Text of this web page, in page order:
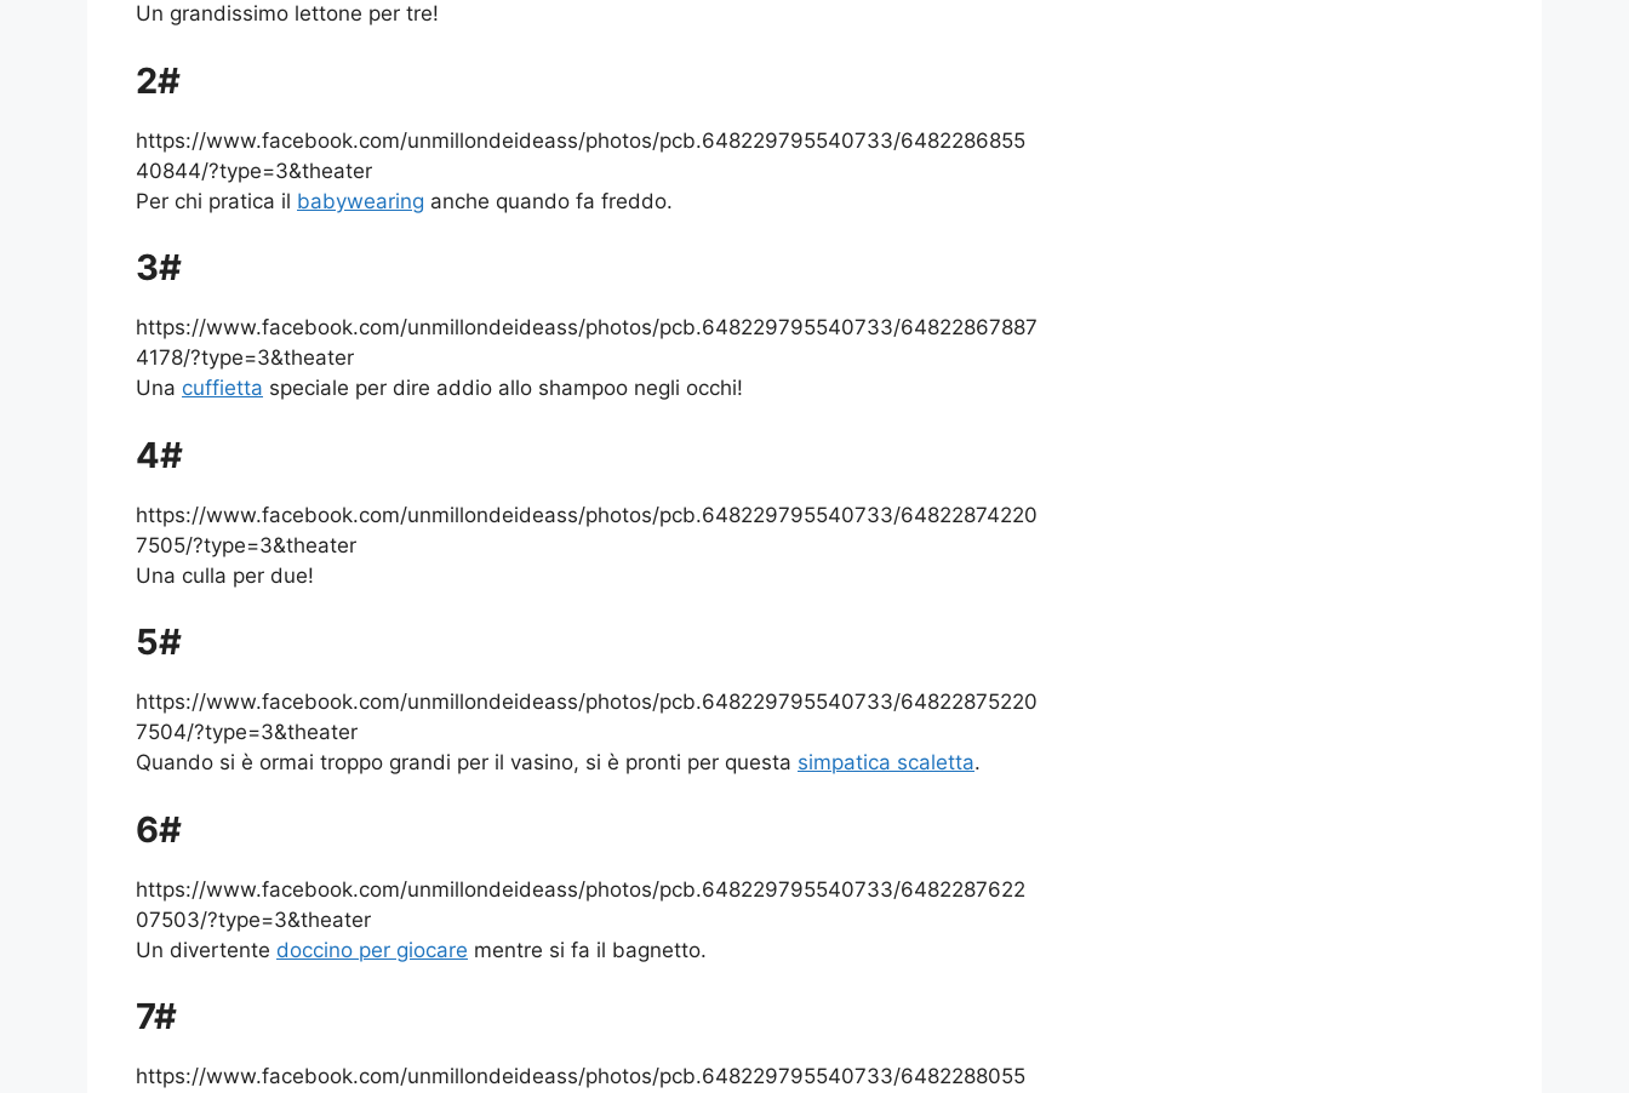
Un grandissimo lettone per tre!
2#
https://www.facebook.com/unmillondeideass/photos/pcb.648229795540733/6482286855
40844/?type=3&theater
Per chi pratica il babywearing anche quando fa freddo.
3#
https://www.facebook.com/unmillondeideass/photos/pcb.648229795540733/64822867887
4178/?type=3&theater
Una cuffietta speciale per dire addio allo shampoo negli occhi!
4#
https://www.facebook.com/unmillondeideass/photos/pcb.648229795540733/64822874220
7505/?type=3&theater
Una culla per due!
5#
https://www.facebook.com/unmillondeideass/photos/pcb.648229795540733/64822875220
7504/?type=3&theater
Quando si è ormai troppo grandi per il vasino, si è pronti per questa simpatica scaletta.
6#
https://www.facebook.com/unmillondeideass/photos/pcb.648229795540733/6482287622
07503/?type=3&theater
Un divertente doccino per giocare mentre si fa il bagnetto.
7#
https://www.facebook.com/unmillondeideass/photos/pcb.648229795540733/6482288055